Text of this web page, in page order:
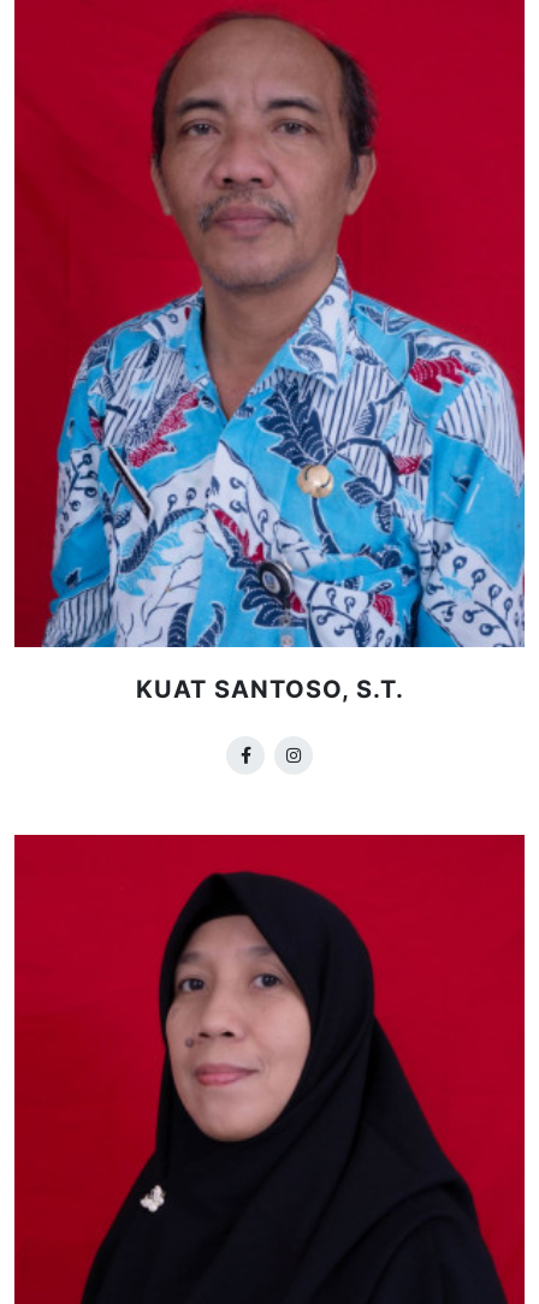
KUAT SANTOSO, S.T.